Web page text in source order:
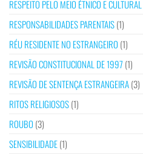
RESPEITO PELO MEIO ÉTNICO E
RESPONSABILIDADES PARENTAIS(1)
RÉU RESIDENTE NO ESTRANGEIRO (1)
REVISÃO CONSTITUCIONAL DE 1997 (1)
REVISÃO DE SENTENÇA ESTRANGEIRA(3)
RITOS RELIGIOSOS(1)
ROUBO (3)
SENSIBILIDADE(1)